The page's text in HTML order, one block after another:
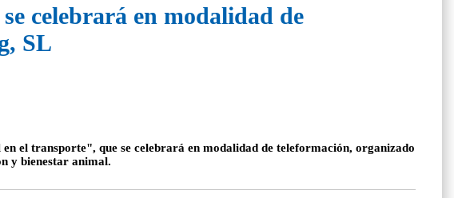
celebrará en modalidad de
SL
el transporte", que se celebrará en modalidad de teleformación, organizado
y bienestar animal.